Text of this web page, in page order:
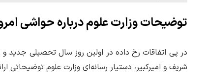
توضیحات وزارت علوم درباره حواشی
در پی اتفاقات رخ داده در اولین روز سال تحصیلی
شریف و امیرکبیر، دستیار رسانه‌ای وزارت علوم توضیحاتی